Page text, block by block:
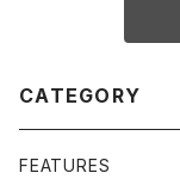
CATEGORY
FEATURES